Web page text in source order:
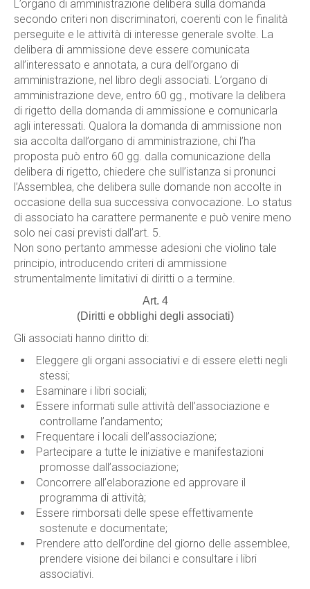
L’organo di amministrazione delibera sulla domanda
secondo criteri non discriminatori, coerenti con le finalità
perseguite e le attività di interesse generale svolte. La
delibera di ammissione deve essere comunicata
all’interessato e annotata, a cura dell’organo di
amministrazione, nel libro degli associati. L’organo di
amministrazione deve, entro 60 gg., motivare la delibera
di rigetto della domanda di ammissione e comunicarla
agli interessati. Qualora la domanda di ammissione non
sia accolta dall’organo di amministrazione, chi l’ha
proposta può entro 60 gg. dalla comunicazione della
delibera di rigetto, chiedere che sull’istanza si pronunci
l’Assemblea, che delibera sulle domande non accolte in
occasione della sua successiva convocazione. Lo status
di associato ha carattere permanente e può venire meno
solo nei casi previsti dall’art. 5.
Non sono pertanto ammesse adesioni che violino tale
principio, introducendo criteri di ammissione
strumentalmente limitativi di diritti o a termine.
Art. 4
(Diritti e obblighi degli associati)
Gli associati hanno diritto di:
Eleggere gli organi associativi e di essere eletti negli
stessi;
Esaminare i libri sociali;
Essere informati sulle attività dell’associazione e
controllarne l’andamento;
Frequentare i locali dell’associazione;
Partecipare a tutte le iniziative e manifestazioni
promosse dall’associazione;
Concorrere all’elaborazione ed approvare il
programma di attività;
Essere rimborsati delle spese effettivamente
sostenute e documentate;
Prendere atto dell’ordine del giorno delle assemblee,
prendere visione dei bilanci e consultare i libri
associativi.